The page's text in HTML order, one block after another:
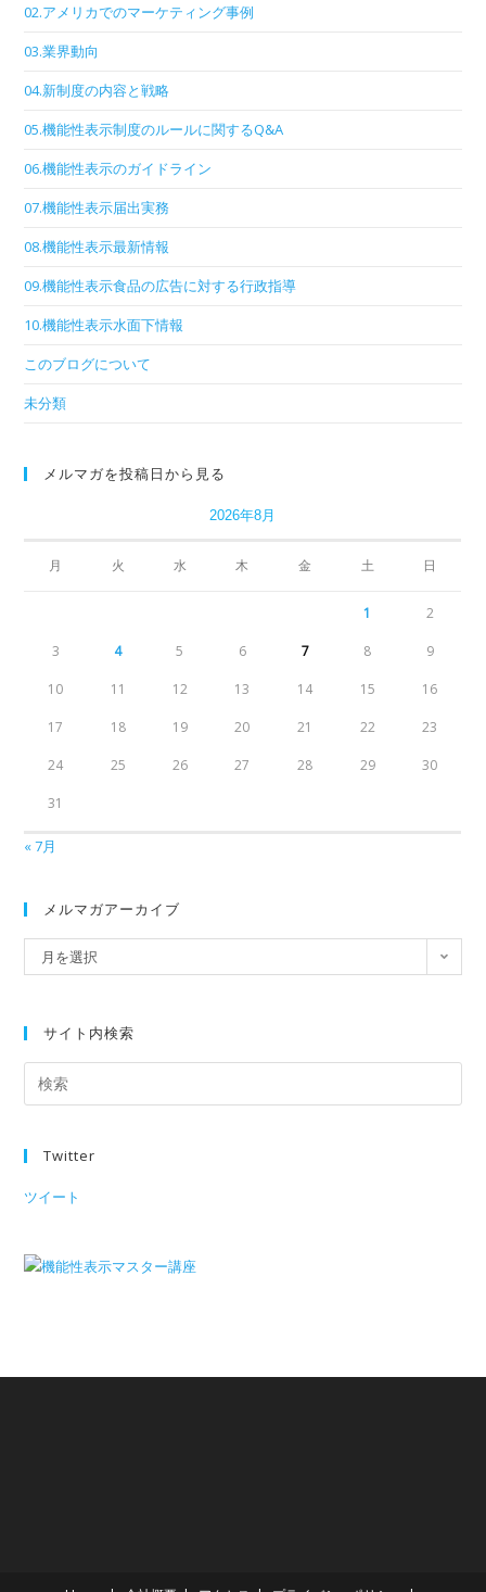
02.アメリカでのマーケティング事例
03.業界動向
04.新制度の内容と戦略
05.機能性表示制度のルールに関するQ&A
06.機能性表示のガイドライン
07.機能性表示届出実務
08.機能性表示最新情報
09.機能性表示食品の広告に対する行政指導
10.機能性表示水面下情報
このブログについて
未分類
メルマガを投稿日から見る
2026年8月
月 火 水 木 金 土 日
1 2
3 4 5 6 7 8 9
10 11 12 13 14 15 16
17 18 19 20 21 22 23
24 25 26 27 28 29 30
31
« 7月
メルマガアーカイブ
月を選択
サイト内検索
Twitter
ツイート